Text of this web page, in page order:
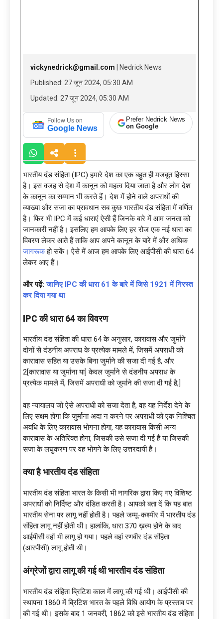
vickynedrick@gmail.com | Nedrick News
Published: 27 जून 2024, 05:30 AM
Updated: 27 जून 2024, 05:30 AM
Follow Us on
Google News
Prefer Nedrick News
on Google
भारतीय दंड संहिता (IPC) हमारे देश का एक बहुत ही मजबूत हिस्सा
है। इस वजह से देश में कानून को महत्व दिया जाता है और लोग देश
के कानून का सम्मान भी करते हैं। देश में होने वाले अपराधों की
व्याख्या और सजा का प्रावधान सब कुछ भारतीय दंड संहिता में वर्णित
है। फिर भी IPC में कई धाराएं ऐसी हैं जिनके बारे में आम जनता को
जानकारी नहीं है। इसलिए हम आपके लिए हर रोज एक नई धारा का
विवरण लेकर आते हैं ताकि आप अपने कानून के बारे में और अधिक
जागरूकहो सकें। ऐसे में आज हम आपके लिए आईपीसी की धारा 64
लेकर आए हैं।
और पढ़ें:जानिए IPC की धारा 61 के बारे में जिसे 1921 में निरस्त
कर दिया गया था
IPC की धारा 64 का विवरण
भारतीय दंड संहिता की धारा 64 के अनुसार, कारावास और जुर्माने
दोनों से दंडनीय अपराध के प्रत्येक मामले में, जिसमें अपराधी को
कारावास सहित या उसके बिना जुर्माने की सजा दी गई है, और
2[कारावास या जुर्माना या] केवल जुर्माने से दंडनीय अपराध के
प्रत्येक मामले में, जिसमें अपराधी को जुर्माने की सजा दी गई है,]
वह न्यायालय जो ऐसे अपराधी को सजा देता है, वह यह निर्देश देने के
लिए सक्षम होगा कि जुर्माना अदा न करने पर अपराधी को एक निश्चित
अवधि के लिए कारावास भोगना होगा, यह कारावास किसी अन्य
कारावास के अतिरिक्त होगा, जिसकी उसे सजा दी गई है या जिसकी
सजा के लघुकरण पर वह भोगने के लिए उत्तरदायी है।
क्या है भारतीय दंड संहिता
भारतीय दंड संहिता भारत के किसी भी नागरिक द्वारा किए गए विशिष्ट
अपराधों को निर्दिष्ट और दंडित करती है। आपको बता दें कि यह बात
भारतीय सेना पर लागू नहीं होती है। पहले जम्मू-कश्मीर में भारतीय दंड
संहिता लागू नहीं होती थी। हालांकि, धारा 370 ख़त्म होने के बाद
आईपीसी वहाँ भी लागू हो गया। पहले वहां रणबीर दंड संहिता
(आरपीसी) लागू होती थी।
अंग्रेजों द्वारा लागू की गई थी भारतीय दंड संहिता
भारतीय दंड संहिता ब्रिटिश काल में लागू की गई थी। आईपीसी की
स्थापना 1860 में ब्रिटिश भारत के पहले विधि आयोग के प्रस्ताव पर
की गई थी। इसके बाद 1 जनवरी, 1862 को इसे भारतीय दंड संहिता